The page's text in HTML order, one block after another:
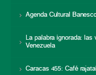
Agenda Cultural
La palabra ignorada:
Venezuela
Caracas 455: Café